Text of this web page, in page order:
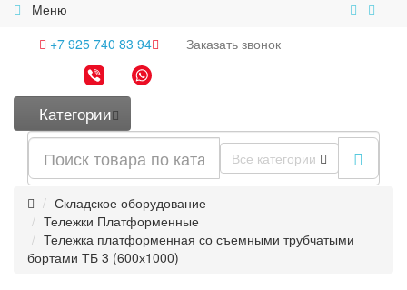
Меню
+7 925 740 83 94
Заказать звонок
Категории
Все категории
Складское оборудование
Тележки Платформенные
Тележка платформенная со съемными трубчатыми
бортами ТБ 3 (600х1000)